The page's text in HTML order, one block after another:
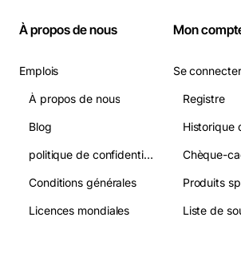
À propos de nous
Emplois
À propos de nous
Blog
politique de confidentialité
Conditions générales
Licences mondiales
Mon
Se connecter
Registre
Chèque-
Produits
Liste de